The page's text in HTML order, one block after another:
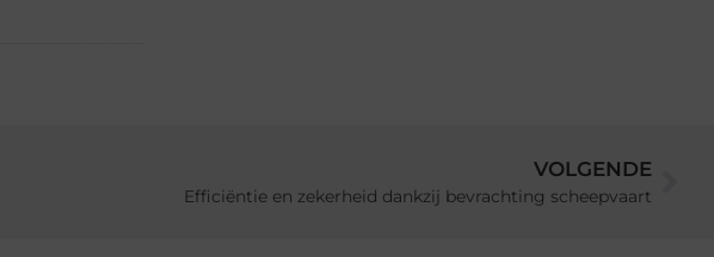
VOLGENDE
Efficiëntie en zekerheid dankzij bevrachting scheepvaart